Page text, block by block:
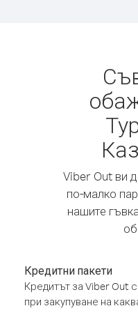
Viber Out ви
по-малко
нашите
Кредитни пакети
Кредитът за Viber Out
при закупуване на